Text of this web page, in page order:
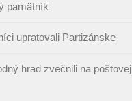
pamätník
upratovali Partizánske
hrad zvečnili na poštovej